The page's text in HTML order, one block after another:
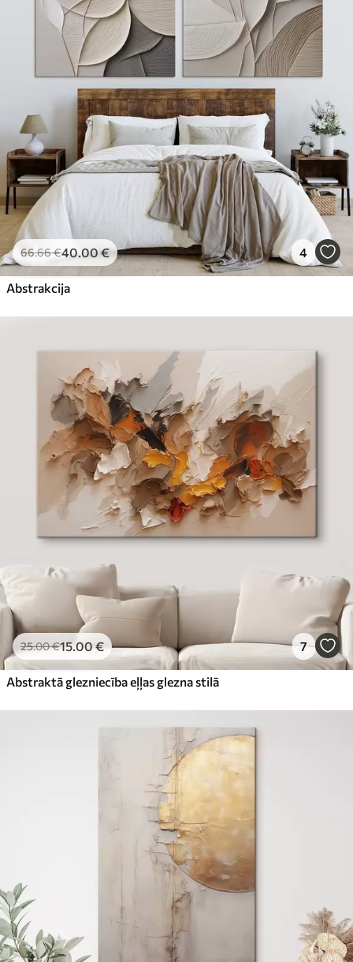
66.66€40.00€ 4
Abstrakcija
25.00€15.00€ 7
Abstraktā glezniecība eļļas glezna stilā